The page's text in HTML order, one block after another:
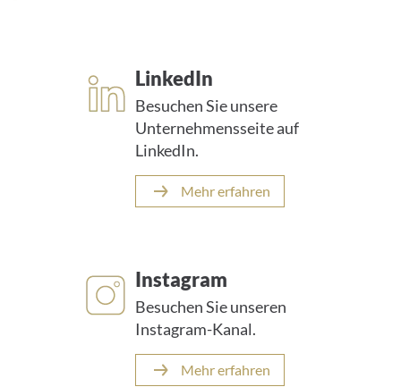
LinkedIn
Besuchen Sie unsere
Unternehmensseite auf
LinkedIn.
Mehr erfahren
Instagram
Besuchen Sie unseren
Instagram-Kanal.
Mehr erfahren